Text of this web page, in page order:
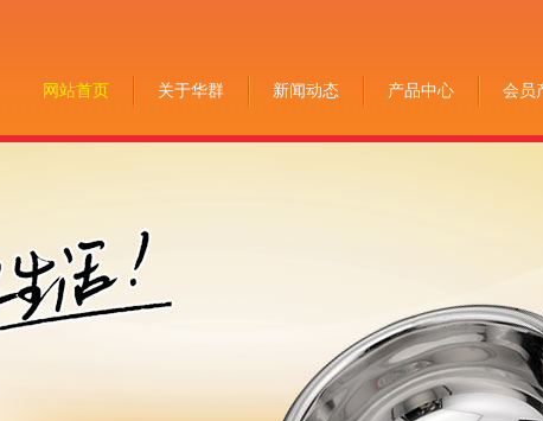
网站首页 关于华群 新闻动态 产品中心 会员